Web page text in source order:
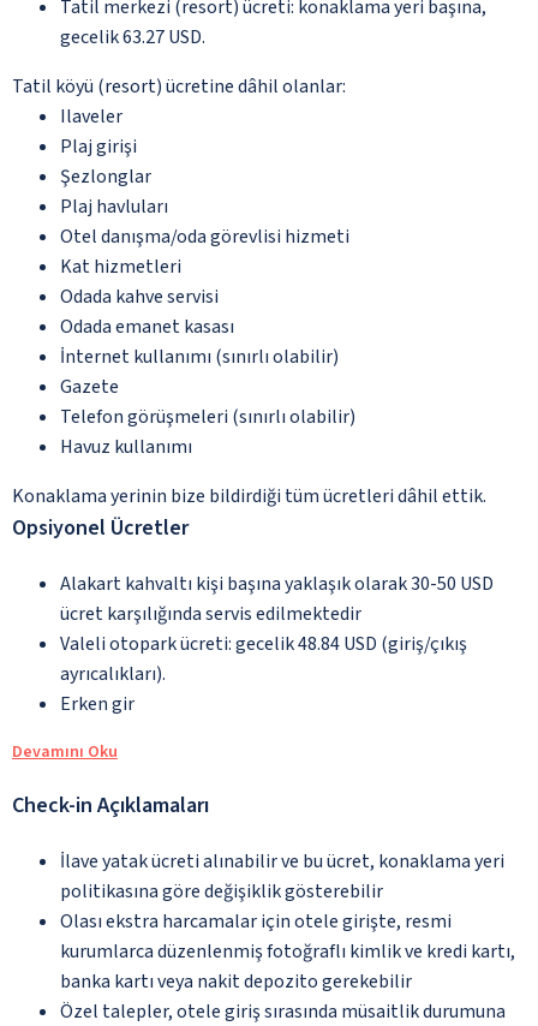
Tatil merkezi (resort) ücreti: konaklama yeri başına,
gecelik 63.27 USD.
Tatil köyü (resort) ücretine dâhil olanlar:
Ilaveler
Plaj girişi
Şezlonglar
Plaj havluları
Otel danışma/oda görevlisi hizmeti
Kat hizmetleri
Odada kahve servisi
Odada emanet kasası
İnternet kullanımı (sınırlı olabilir)
Gazete
Telefon görüşmeleri (sınırlı olabilir)
Havuz kullanımı
Konaklama yerinin bize bildirdiği tüm ücretleri dâhil ettik.
Opsiyonel Ücretler
Alakart kahvaltı kişi başına yaklaşık olarak 30-50 USD
ücret karşılığında servis edilmektedir
Valeli otopark ücreti: gecelik 48.84 USD (giriş/çıkış
ayrıcalıkları).
Erken gir
Devamını Oku
Check-in Açıklamaları
İlave yatak ücreti alınabilir ve bu ücret, konaklama yeri
politikasına göre değişiklik gösterebilir
Olası ekstra harcamalar için otele girişte, resmi
kurumlarca düzenlenmiş fotoğraflı kimlik ve kredi kartı,
banka kartı veya nakit depozito gerekebilir
Özel talepler, otele giriş sırasında müsaitlik durumuna